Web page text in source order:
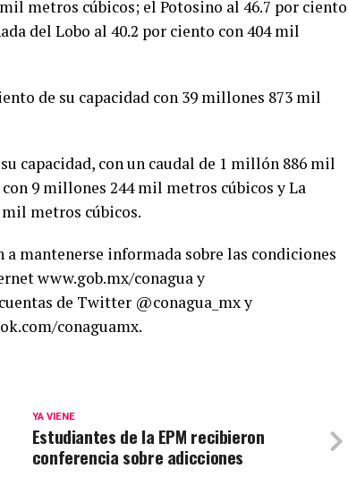
metros cúbicos; el Potosino al 46.7 por ciento
del Lobo al 40.2 por ciento con 404 mil
de su capacidad con 39 millones 873 mil
capacidad, con un caudal de 1 millón 886 mil
9 millones 244 mil metros cúbicos y La
metros cúbicos.
mantenerse informada sobre las condiciones
www.gob.mx/conagua y
de Twitter @conagua_mx y
conaguamx.
YA VIENE
Estudiantes de la EPM recibieron
conferencia sobre adicciones